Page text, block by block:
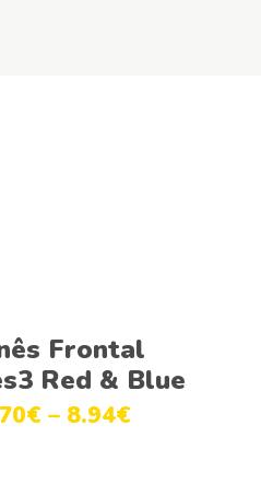
opções
Frontal
Red & Blue
€ – 8.94€